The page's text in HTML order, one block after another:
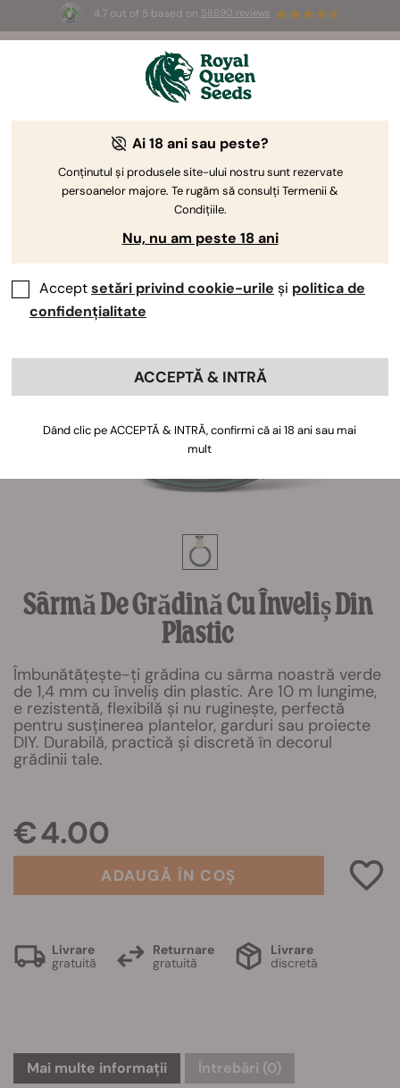
4.7 out of 5 based on 58690 reviews
3 semințe White Widow AutoGRATUITE pentru
Sârmă De Grădină Cu Înveliș Din
Plastic
Îmbunătățește-ți grădina cu sârma noastră verde
de 1,4 mm cu înveliș din plastic. Are 10 m lungime,
e rezistentă, flexibilă și nu ruginește, perfectă
pentru susținerea plantelor, garduri sau proiecte
DIY. Durabilă, practică și discretă în decorul
grădinii tale.
€ 4.00
ADAUGĂ ÎN COȘ
Livrare
gratuită
Returnare
gratuită
Livrare
discretă
Mai multe informații Întrebări (0)
Ai 18 ani sau peste?
Conținutul și produsele site-ului nostru sunt rezervate
persoanelor majore. Te rugăm să consulți Termenii &
Condițiile.
Nu, nu am peste 18 ani
Acceptsetări privind cookie-urile și politica de
confidențialitate
ACCEPTĂ & INTRĂ
Dând clic pe ACCEPTĂ & INTRĂ, confirmi că ai 18 ani sau mai
mult